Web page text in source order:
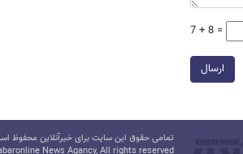
7 + 8 =
ارسال
تمامی حقوق این سایت برای خبرآنلاین محفوظ
News Agancy, All rights reserved